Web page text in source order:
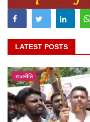
LATEST POSTS
राजनीति